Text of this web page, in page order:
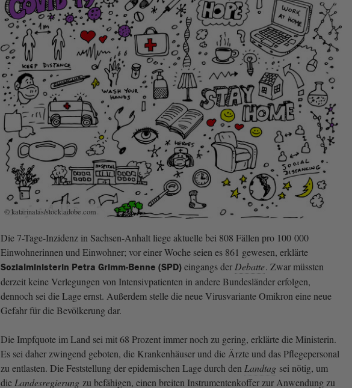
© katarinalas/stock.adobe.com
Die 7-Tage-Inzidenz in Sachsen-Anhalt liege aktuelle bei 808 Fällen pro 100 000
Einwohnerinnen und Einwohner; vor einer Woche seien es 861 gewesen, erklärte
Sozialministerin Petra Grimm-Benne (SPD) eingangs der Debatte. Zwar müssten
derzeit keine Verlegungen von Intensivpatienten in andere Bundesländer erfolgen,
dennoch sei die Lage ernst. Außerdem stelle die neue Virusvariante Omikron eine neue
Gefahr für die Bevölkerung dar.
Die Impfquote im Land sei mit 68 Prozent immer noch zu gering, erklärte die Ministerin.
Es sei daher zwingend geboten, die Krankenhäuser und die Ärzte und das Pflegepersonal
zu entlasten. Die Feststellung der epidemischen Lage durch den Landtag sei nötig, um
die Landesregierung zu befähigen, einen breiten Instrumentenkoffer zur Anwendung zu